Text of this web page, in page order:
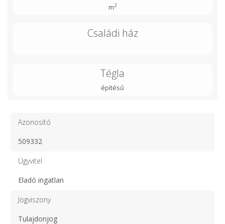
m2
Családi ház
Tégla
építésű
Azonosító
509332
Ügyvitel
Eladó ingatlan
Jogviszony
Tulajdonjog